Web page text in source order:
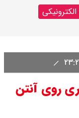
الکترونیکی
روی آنتن